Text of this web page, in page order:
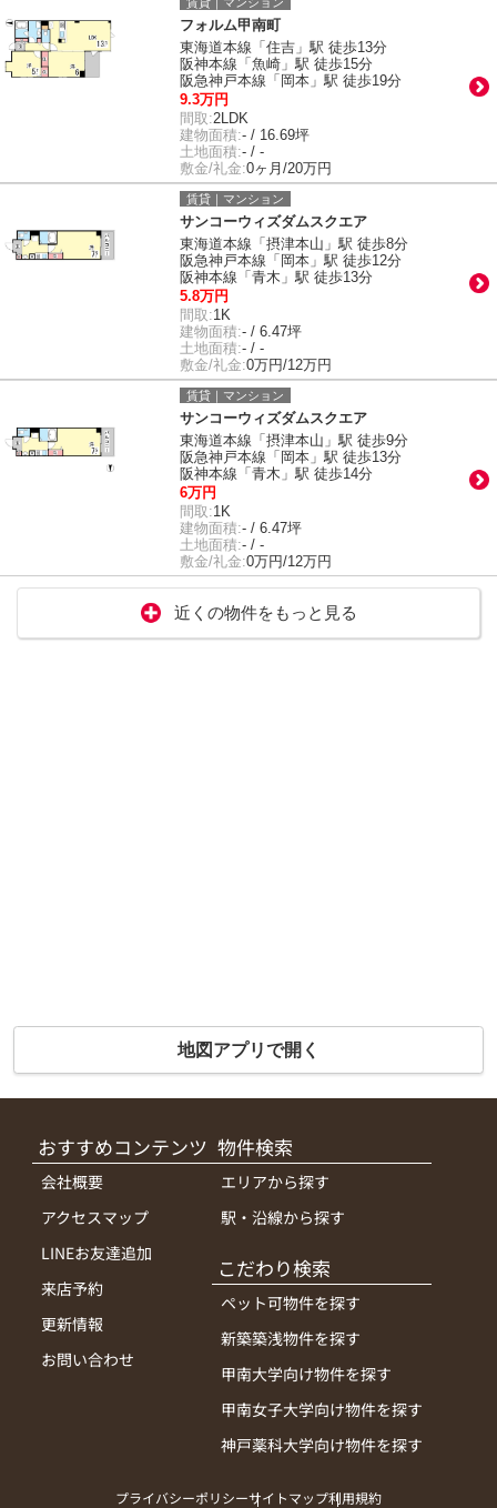
フォルム甲南町
東海道本線「住吉」駅 徒歩13分
阪神本線「魚崎」駅 徒歩15分
阪急神戸本線「岡本」駅 徒歩19分
9.3万円
間取:2LDK
建物面積:- / 16.69坪
土地面積:- / -
敷金/礼金:0ヶ月/20万円
賃貸｜マンション
サンコーウィズダムスクエア
東海道本線「摂津本山」駅 徒歩8分
阪急神戸本線「岡本」駅 徒歩12分
阪神本線「青木」駅 徒歩13分
5.8万円
間取:1K
建物面積:- / 6.47坪
土地面積:- / -
敷金/礼金:0万円/12万円
賃貸｜マンション
サンコーウィズダムスクエア
東海道本線「摂津本山」駅 徒歩9分
阪急神戸本線「岡本」駅 徒歩13分
阪神本線「青木」駅 徒歩14分
6万円
間取:1K
建物面積:- / 6.47坪
土地面積:- / -
敷金/礼金:0万円/12万円
近くの物件をもっと見る
地図アプリで開く
おすすめコンテンツ
会社概要
アクセスマップ
LINEお友達追加
来店予約
更新情報
お問い合わせ
物件検索
エリアから探す
駅・沿線から探す
こだわり検索
ペット可物件を探す
新築築浅物件を探す
甲南大学向け物件を探す
甲南女子大学向け物件を探す
神戸薬科大学向け物件を探す
プライバシーポリシーサイトマップ利用規約